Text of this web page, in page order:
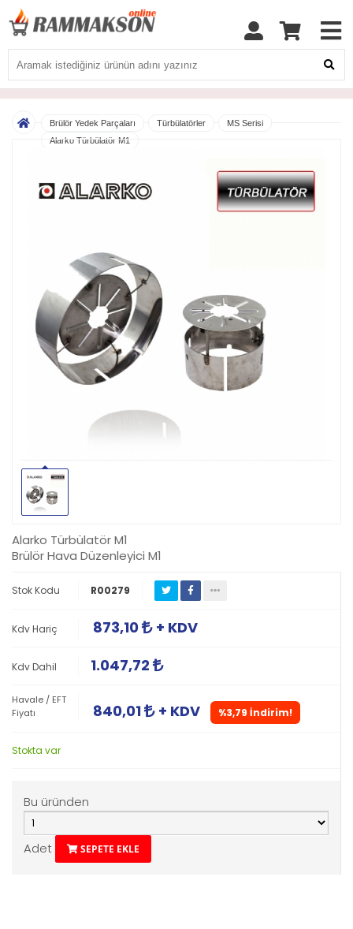
Brülör Yedek Parçaları Türbülatörler
MS Serisi
Alarko Türbülatör M1
Alarko Türbülatör M1
Brülör Hava Düzenleyici M1
Stok Kodu R00279
Kdv Hariç 873,10 + KDV
Kdv Dahil 1.047,72
Havale / EFT
Fiyatı
840,01 + KDV %3,79 İndirim!
Stokta var
Bu üründen
Adet SEPETE EKLE